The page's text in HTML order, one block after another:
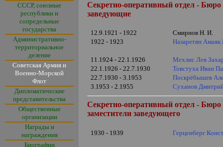
СССР, союзные
республики и
сопредельные
государства
Административно-
территориальное
деление
Советская Армия и
Военно-Морской
Флот
Дипломатические
представительства
Общественные
организации
Награды и
награждения
Биографии
Секретно-оперативный отдел -
заведующие
12.9.1921 - 1922
Смирнов Н. И.
1922 - 1923
Назаретян
11.1924 - 22.1.1926
Мехлис Лев
22.1.1926 - 22.7.1930
Товстуха Иван
22.7.1930 - 3.1953
Поскрёбышев
3.1953 - 2.1955
Суханов
Секретно-оперативный отдел -
заместители заведующего
1930 - 1939 Герценберг